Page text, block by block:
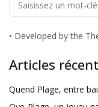
• Developed by the
Articles
Quend Plage, entre